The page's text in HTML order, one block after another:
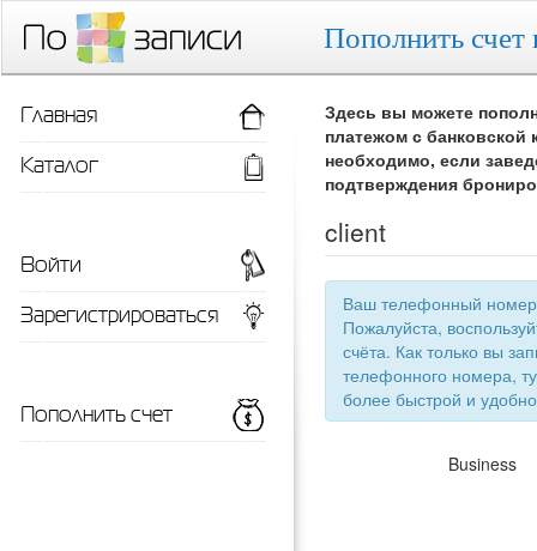
Пополнить счет
Здесь вы можете
платежом с
необходимо, если
подтверждения
client
Ваш телефонный номер
Пожалуйста,
счёта. Как только вы
телефонного номера,
более
Business
Главная
Каталог
Войти
Зарегистрироваться
Пополнить счет